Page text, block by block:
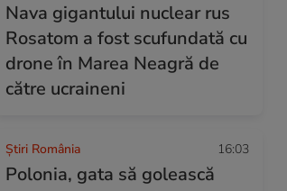
Nava gigantului nuclear rus
Rosatom a fost scufundată cu
drone în Marea Neagră de
către ucraineni
Știri România 16:03
Polonia, gata să golească